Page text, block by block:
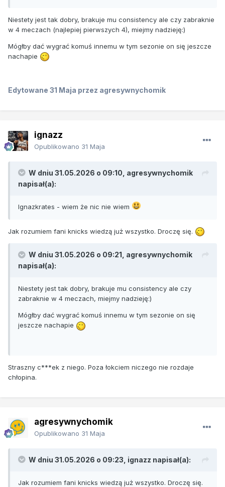
Niestety jest tak dobry, brakuje mu consistency ale czy zabraknie
w 4 meczach (najlepiej pierwszych 4), miejmy nadzieję:)
Mógłby dać wygrać komuś innemu w tym sezonie on się jeszcze
nachapie
Edytowane 31 Maja przez agresywnychomik
ignazz
Opublikowano 31 Maja
W dniu 31.05.2026 o 09:10, agresywnychomik
napisał(a):
Ignazkrates - wiem że nic nie wiem
Jak rozumiem fani knicks wiedzą już wszystko. Droczę się.
W dniu 31.05.2026 o 09:21, agresywnychomik
napisał(a):
Niestety jest tak dobry, brakuje mu consistency ale czy
zabraknie w 4 meczach, miejmy nadzieję:)
Mógłby dać wygrać komuś innemu w tym sezonie on się
jeszcze nachapie
Straszny c***ek z niego. Poza łokciem niczego nie rozdaje
chłopina.
agresywnychomik
Opublikowano 31 Maja
W dniu 31.05.2026 o 09:23, ignazz napisał(a):
Jak rozumiem fani knicks wiedzą już wszystko. Droczę się.